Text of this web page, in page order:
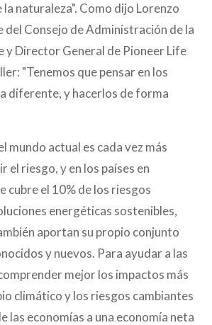
naturaleza". Como dijo Lorenzo
del Consejo de Administración de la
y Director General de Pioneer Life
"Tenemos que pensar en los
diferente, y hacerlos de forma
mundo actual es cada vez más
el riesgo, y en los países en
cubre el 10% de los riesgos
energéticas sostenibles,
aportan su propio conjunto
y nuevos. Para ayudar a las
mejor los impactos más
climático y los riesgos cambiantes
las economías a una economía neta